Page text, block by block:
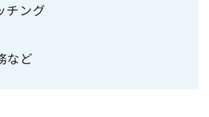
チング
など